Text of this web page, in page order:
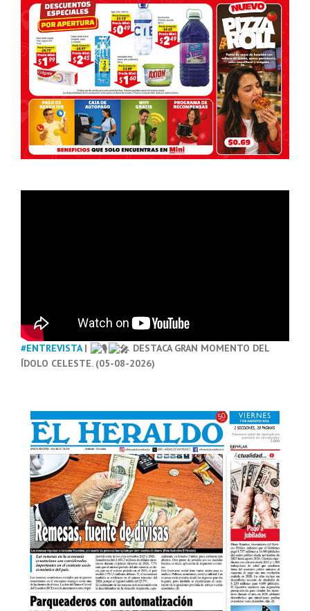
#ENTREVISTA|
DESTACA GRAN MOMENTO DEL
ÍDOLO CELESTE. (05-08-2026)